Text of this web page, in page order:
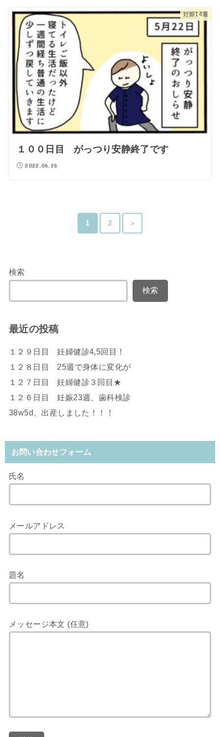
妊娠14週
１００日目 がっつり安静終了です
2022.06.26
1 2 ＞
検索
検索
最近の投稿
１２９日目 妊婦健診4,5回目！
１２８日目 25週で身体に変化が
１２７日目 妊婦健診３回目★
１２６日目 妊娠23週、歯科検診
38w5d、出産しました！！！
お問い合わせフォーム
氏名
メールアドレス
題名
メッセージ本文 (任意)